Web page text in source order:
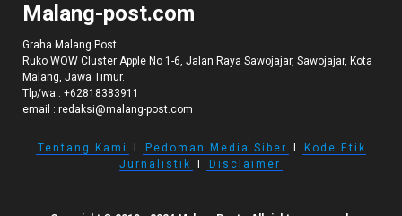
Malang-post.com
Graha Malang Post
Ruko WOW Cluster Apple No 1-6, Jalan Raya Sawojajar, Sawojajar, Kota
Malang, Jawa Timur.
Tlp/wa : +62818383911
email : redaksi@malang-post.com
Tentang Kami Pedoman Media Siber
Kode Etik
Jurnalistik
Disclaimer